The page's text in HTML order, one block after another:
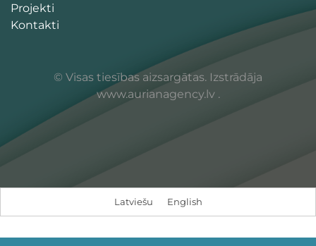
Projekti
Kontakti
© Visas tiesības aizsargātas. Izstrādāja
www.aurianagency.lv .
Latviešu English